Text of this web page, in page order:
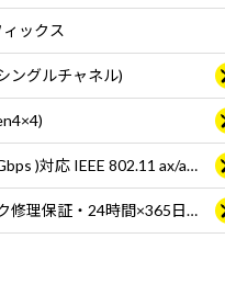
ックス
ングルチャネル)
Wi-Fi 6E( 最大2.4Gbps )対応 IEEE 802.11 ax/ac/a/b/g/n準拠 ＋ Bluetooth 5内蔵
3年間センドバック修理保証・24時間×365日電話サポート